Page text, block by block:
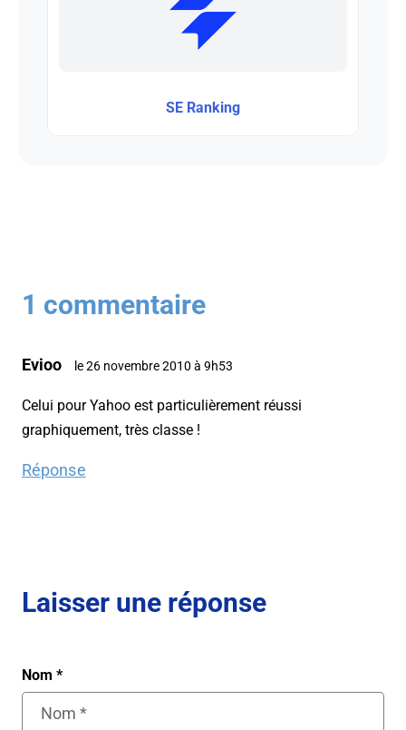
SE Ranking
1 commentaire
Evioo le 26 novembre 2010 à 9h53
Celui pour Yahoo est particulièrement réussi
graphiquement, très classe !
Réponse
Laisser une réponse
Nom *